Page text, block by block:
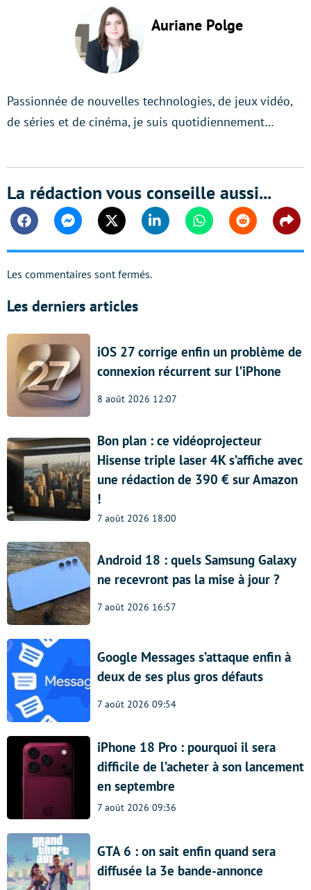
Auriane Polge
Passionnée de nouvelles technologies, de jeux vidéo,
de séries et de cinéma, je suis quotidiennement…
La rédaction vous conseille aussi...
FacebookMessengerTwitter Linkedin WhatsappReddit
Les commentaires sont fermés.
Les derniers articles
iOS 27 corrige enfin un problème de
connexion récurrent sur l’iPhone
8 août 2026 12:07
Bon plan : ce vidéoprojecteur
Hisense triple laser 4K s’affiche avec
une rédaction de 390 € sur Amazon
!
7 août 2026 18:00
Android 18 : quels Samsung Galaxy
ne recevront pas la mise à jour ?
7 août 2026 16:57
Google Messages s’attaque enfin à
deux de ses plus gros défauts
7 août 2026 09:54
iPhone 18 Pro : pourquoi il sera
difficile de l’acheter à son lancement
en septembre
7 août 2026 09:36
GTA 6 : on sait enfin quand sera
diffusée la 3e bande-annonce